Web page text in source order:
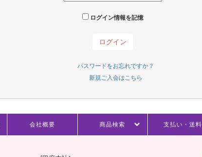
ログイン情報を記憶
パスワードをお忘れですか？
新規ご入会はこちら
会社概要 商品検索 支払い・送料